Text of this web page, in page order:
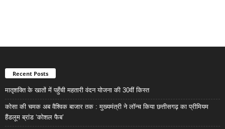
Recent Posts
मातृशक्ति के खातों में पहुँची महतारी वंदन योजना की 30वीं किस्त
कोसा की चमक अब वैश्विक बाजार तक : मुख्यमंत्री ने लॉन्च किया छत्तीसगढ़ का प्रीमियम
हैंडलूम ब्रांड ‘कोशल फैब’